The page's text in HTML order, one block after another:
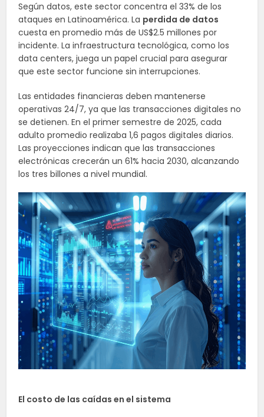
Según datos, este sector concentra el 33% de los
ataques en Latinoamérica. La perdida de datos
cuesta en promedio más de US$2.5 millones por
incidente. La infraestructura tecnológica, como los
data centers, juega un papel crucial para asegurar
que este sector funcione sin interrupciones.
Las entidades financieras deben mantenerse
operativas 24/7, ya que las transacciones digitales no
se detienen. En el primer semestre de 2025, cada
adulto promedio realizaba 1,6 pagos digitales diarios.
Las proyecciones indican que las transacciones
electrónicas crecerán un 61% hacia 2030, alcanzando
los tres billones a nivel mundial.
El costo de las caídas en el sistema